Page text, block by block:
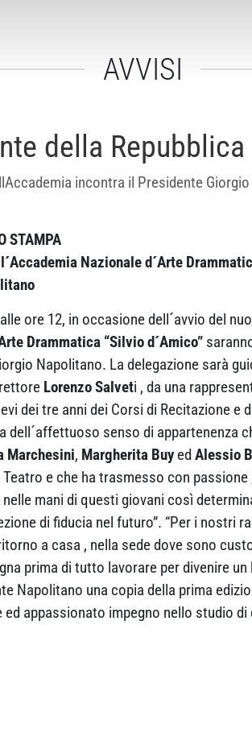
AVVISI
della
incontra il Presidente
STAMPA
Nazionale d´Arte
alle ore 12, in occasione dell´avvio del
Drammatica “Silvio d´Amico”
Napolitano. La delegazione sarà
Lorenzo Salveti , da una
dei tre anni dei Corsi di Recitazione e
dell´affettuoso senso di appartenenza
Marchesini, Margherita Buyed Alessio
e che ha trasmesso con
mani di questi giovani così
di fiducia nel futuro”. “Per i nostri
a casa , nella sede dove sono
prima di tutto lavorare per divenire
Napolitano una copia della prima
appassionato impegno nello studio